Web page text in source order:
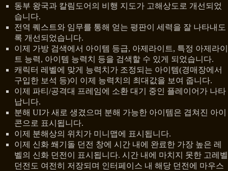
동부 왕국과 칼림도어의 비행 지도가 고해상도로 개선되었
습니다.
전역 퀘스트와 임무를 통해 얻는 평판이 세력을 잘 나타내도
록 개선되었습니다.
이제 가방 검색에서 아이템 등급, 아제라이트, 특정 아제라이
트 능력, 아이템 능력치 등을 검색할 수 있게 되었습니다.
캐릭터 레벨에 맞게 능력치가 조정되는 아이템(경매장에서
구입한 보석 등)이 이제 능력치의 최대값을 보여 줍니다.
이제 파티/공격대 프레임에 소환 대기 중인 플레이어가 나타
납니다.
분해 UI가 새로 생겼으며 분해 가능한 아이템은 겹쳐진 아이
콘으로 표시됩니다.
이제 분해상의 위치가 미니맵에 표시됩니다.
이제 신화 쐐기돌 던전 창에 시간 내에 완료한 가장 높은 레
벨의 신화 던전이 표시됩니다. 시간 내에 마치지 못한 고레벨
던전도 여전히 저장되며 인터페이스 내 해당 던전에 마우스